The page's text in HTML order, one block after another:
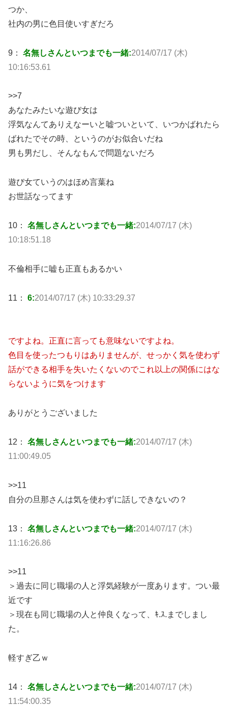
つか、
社内の男に色目使いすぎだろ
9： 名無しさんといつまでも一緒:2014/07/17 (木)
10:16:53.61
>>7
あなたみたいな遊び女は
浮気なんてありえなーいと嘘ついといて、いつかばれたら
ばれたでその時、というのがお似合いだね
男も男だし、そんなもんで問題ないだろ
遊び女ていうのはほめ言葉ね
お世話なってます
10： 名無しさんといつまでも一緒:2014/07/17 (木)
10:18:51.18
不倫相手に嘘も正直もあるかい
11： 6:2014/07/17 (木) 10:33:29.37
ですよね。正直に言っても意味ないですよね。
色目を使ったつもりはありませんが、せっかく気を使わず
話ができる相手を失いたくないのでこれ以上の関係にはな
らないように気をつけます
ありがとうございました
12： 名無しさんといつまでも一緒:2014/07/17 (木)
11:00:49.05
>>11
自分の旦那さんは気を使わずに話しできないの？
13： 名無しさんといつまでも一緒:2014/07/17 (木)
11:16:26.86
>>11
＞過去に同じ職場の人と浮気経験が一度あります。つい最
近です
＞現在も同じ職場の人と仲良くなって、ｷ.ｽ.までしまし
た。
軽すぎ乙ｗ
14： 名無しさんといつまでも一緒:2014/07/17 (木)
11:54:00.35